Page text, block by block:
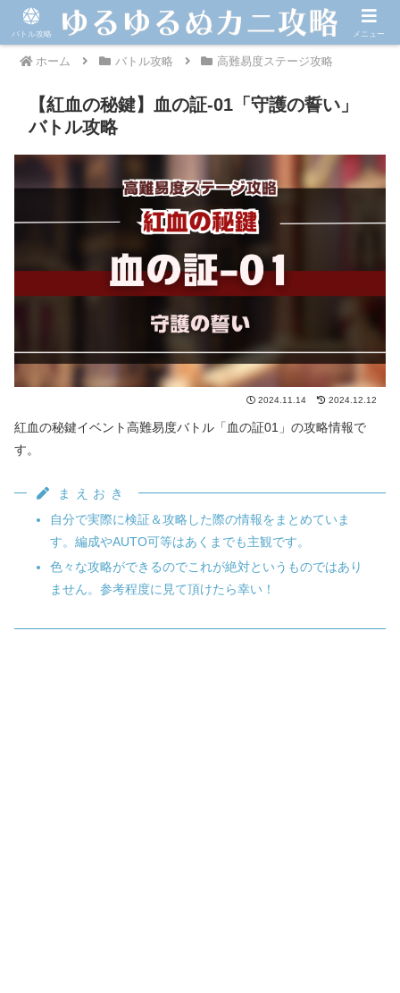
ホーム バトル攻略 高難易度ステージ攻略
【紅血の秘鍵】血の証-01「守護の誓い」
バトル攻略
2024.11.14 2024.12.12
紅血の秘鍵イベント高難易度バトル「血の証01」の攻略情報で
す。
まえおき
自分で実際に検証＆攻略した際の情報をまとめていま
す。編成やAUTO可等はあくまでも主観です。
色々な攻略ができるのでこれが絶対というものではあり
ません。参考程度に見て頂けたら幸い！
バトル攻略 メニュー